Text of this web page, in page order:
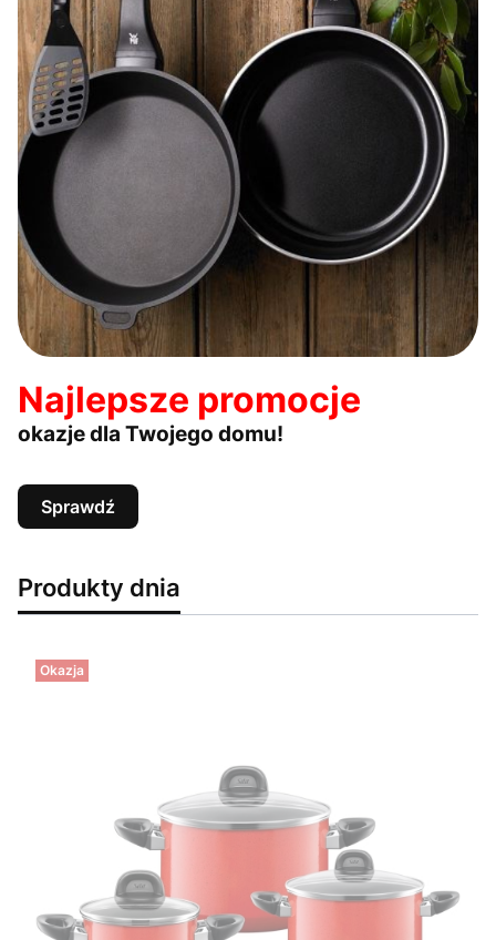
Najlepsze promocje
okazje dla Twojego domu!
Sprawdź
Produkty dnia
Okazja